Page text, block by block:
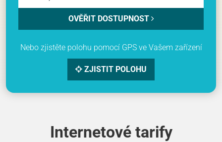
OVĚŘIT DOSTUPNOST
Nebo zjistěte polohu pomocí GPS ve Vašem zařízení
ZJISTIT POLOHU
Internetové tarify